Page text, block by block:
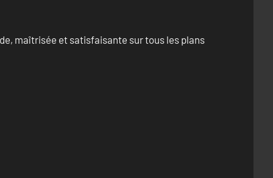
maîtrisée et satisfaisante sur tous les plans